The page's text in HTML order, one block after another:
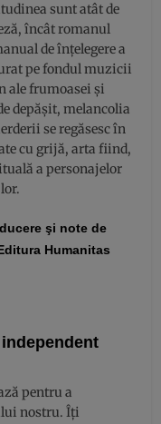
sunt atât de
încât romanul
de înțelegere a
pe fondul muzicii
ale frumoasei și
depășit, melancolia
se regăsesc în
cu grijă, arta fiind,
a personajelor
şi note de
Humanitas
pentru a
nostru. Îți